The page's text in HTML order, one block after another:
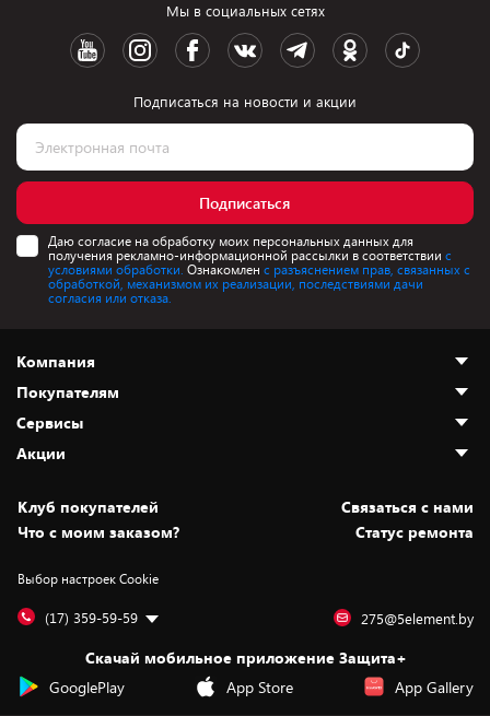
Мы в социальных сетях
Подписаться на новости и акции
Подписаться
Даю согласие на обработку моих персональных данных для
получения рекламно-информационной рассылки в соответствии с
условиями обработки. Ознакомлен с разъяснением прав, связанных с
обработкой, механизмом их реализации, последствиями дачи
согласия или отказа.
Компания
О нас
Адреса магазинов
Новости
Статьи и обзоры
Вакансии
Дай пять добру!
Покупателям
Как сделать заказ
Оплата и доставка
Безналичный расчёт
Обмен и возврат товара
Обработка персональных данных
Подарочные карты
Сервисы
Установка техники
Для игровых консолей
Для мобильных устройств
Для компьютеров
Сервисные центры
Акции
Скидки и промокоды
Белорусские товары
Бонусы
Оплата частями
Новинки
Клуб покупателей
Cвязаться с нами
Что с моим заказом?
Статус ремонта
Выбор настроек Cookie
(17) 359-59-59 275@5element.by
Скачай мобильное приложение Защита+
GooglePlay
App Store App Gallery